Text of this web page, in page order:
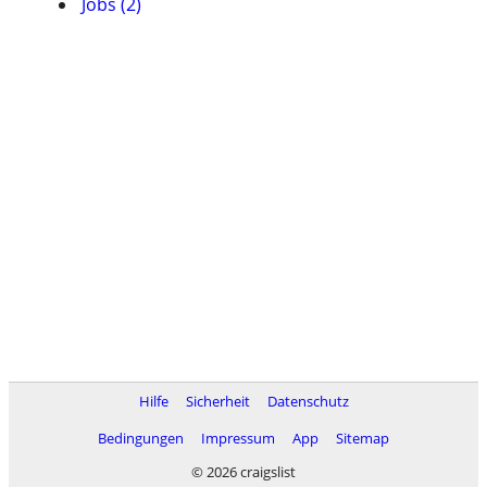
Hilfe Sicherheit
Datenschutz
Bedingungen
Impressum App
Sitemap
© 2026 craigslist